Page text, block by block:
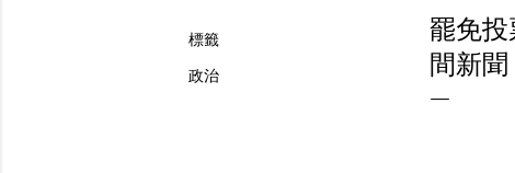
標籤
政治
罷免投
間新聞